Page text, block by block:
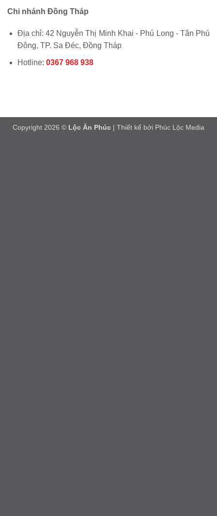
Chi nhánh Đồng Tháp
Địa chỉ: 42 Nguyễn Thị Minh Khai - Phú Long - Tân Phú
Đông, TP. Sa Đéc, Đồng Tháp
Hotline: 0367 968 938
Copyright 2026 © Lộc Ân Phúc | Thiết kế bởi Phúc Lộc Media